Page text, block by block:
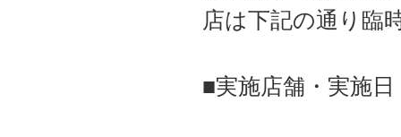
店は下記の通り臨
■実施店舗・実施日